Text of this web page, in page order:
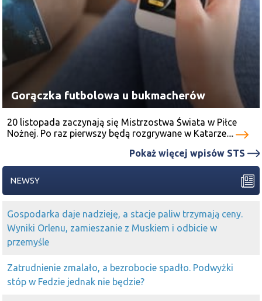
Gorączka futbolowa u bukmacherów
20 listopada zaczynają się Mistrzostwa Świata w Piłce
Nożnej. Po raz pierwszy będą rozgrywane w Katarze....
Pokaż więcej wpisów STS
NEWSY
Gospodarka daje nadzieję, a stacje paliw trzymają ceny.
Wyniki Orlenu, zamieszanie z Muskiem i odbicie w
przemyśle
Zatrudnienie zmalało, a bezrobocie spadło. Podwyżki
stóp w Fedzie jednak nie będzie?